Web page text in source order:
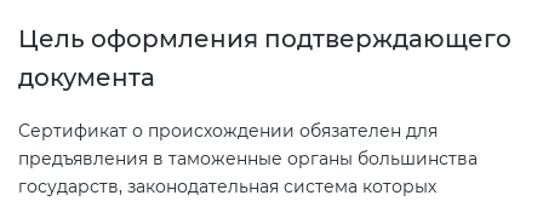
Цель оформления подтверждающего
документа
Сертификат о происхождении обязателен для
предъявления в таможенные органы большинства
государств, законодательная система которых
Сертификация спортивных
товаров
Сертификация электротехники
Декларирование косметики (ТР
ТС 009)